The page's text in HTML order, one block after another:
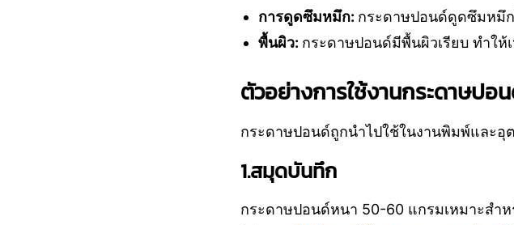
การดูดซึมหมึก: กระดาษปอนด์ดูดซึมหมึ
พื้นผิว: กระดาษปอนด์มีพื้นผิวเรียบ ทำให้
ตัวอย่างการใช้งานกระดาษป
กระดาษปอนด์ถูกนำไปใช้ในงานพิมพ์และอุ
1.สมุดบันทึก
กระดาษปอนด์หนา 50-60 แกรมเหมาะสำ